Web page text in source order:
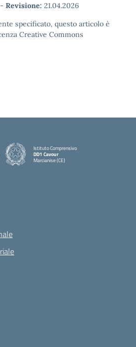
- Revisione: 21.04.2026
specificato, questo articolo è
Creative Commons
Istituto Comprensivo
DD1 Cavour
Marcianise (CE)